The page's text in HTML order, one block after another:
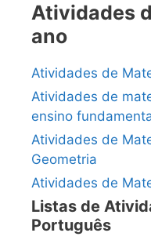
Atividades
ano
Atividades de
Atividades de
ensino
Atividades de
Geometria
Atividades de
Listas de
Português